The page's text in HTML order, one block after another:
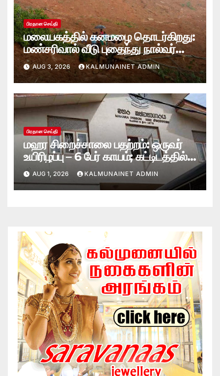
பிரதான செய்தி
மலையகத்தில் கனமழை தொடர்கிறது:
மண்சரிவால் வீடு புதைந்து நால்வர்
மாயம்
AUG 3, 2026 KALMUNAINET ADMIN
பிரதான செய்தி
மஹர சிறைச்சாலை பதற்றம்: ஒருவர்
உயிரிழப்பு – 6 பேர் காயம்; கட்டிடத்தில்
பாரிய தீ
AUG 1, 2026 KALMUNAINET ADMIN